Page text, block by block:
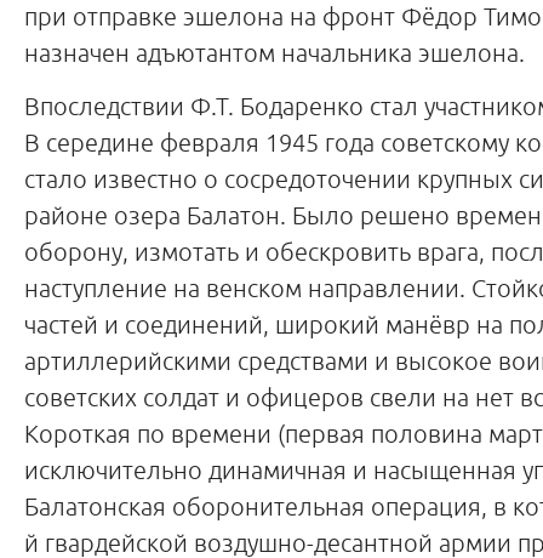
при отправке эшелона на фронт Фёдор
назначен адъютантом начальника эшелона.
Впоследствии Ф.Т. Бодаренко стал
В середине февраля 1945 года советскому
стало известно о сосредоточении крупных
районе озера Балатон. Было решено
оборону, измотать и обескровить врага,
наступление на венском направлении.
частей и соединений, широкий манёвр на
артиллерийскими средствами и высокое
советских солдат и офицеров свели на нет
Короткая по времени (первая половина
исключительно динамичная и насыщенная
Балатонская оборонительная операция, в
й гвардейской воздушно-десантной армии